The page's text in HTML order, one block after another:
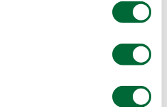
uit een afwisseling